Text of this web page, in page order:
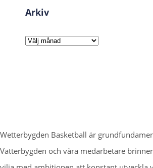
Arkiv
Arkiv
Wetterbygden Basketball är
Vätterbygden och våra medarbetare